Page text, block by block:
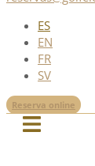
ES
EN
FR
SV
Reserva online